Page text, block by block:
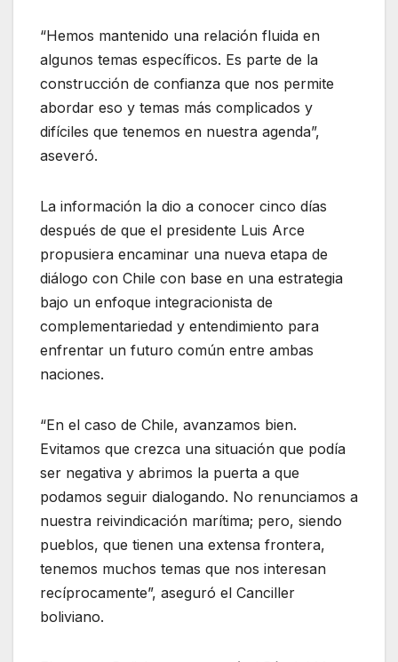
“Hemos mantenido una relación fluida en
algunos temas específicos. Es parte de la
construcción de confianza que nos permite
abordar eso y temas más complicados y
difíciles que tenemos en nuestra agenda”,
aseveró.
La información la dio a conocer cinco días
después de que el presidente Luis Arce
propusiera encaminar una nueva etapa de
diálogo con Chile con base en una estrategia
bajo un enfoque integracionista de
complementariedad y entendimiento para
enfrentar un futuro común entre ambas
naciones.
“En el caso de Chile, avanzamos bien.
Evitamos que crezca una situación que podía
ser negativa y abrimos la puerta a que
podamos seguir dialogando. No renunciamos a
nuestra reivindicación marítima; pero, siendo
pueblos, que tienen una extensa frontera,
tenemos muchos temas que nos interesan
recíprocamente”, aseguró el Canciller
boliviano.